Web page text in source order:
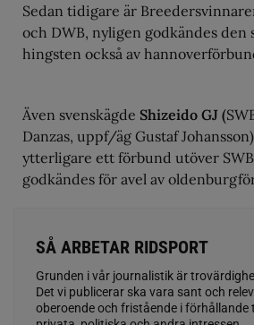
Sedan tidigare är
och DWB, nyligen godkändes den
hingsten också av
Även svenskägde Shizeido GJ (
Danzas, uppf/äg Gustaf
ytterligare ett förbund utöver
godkändes för avel av
SÅ ARBETAR RIDSPORT
Grunden i vår journalistik är
Det vi publicerar ska vara sant och
oberoende och fristående i förhållande